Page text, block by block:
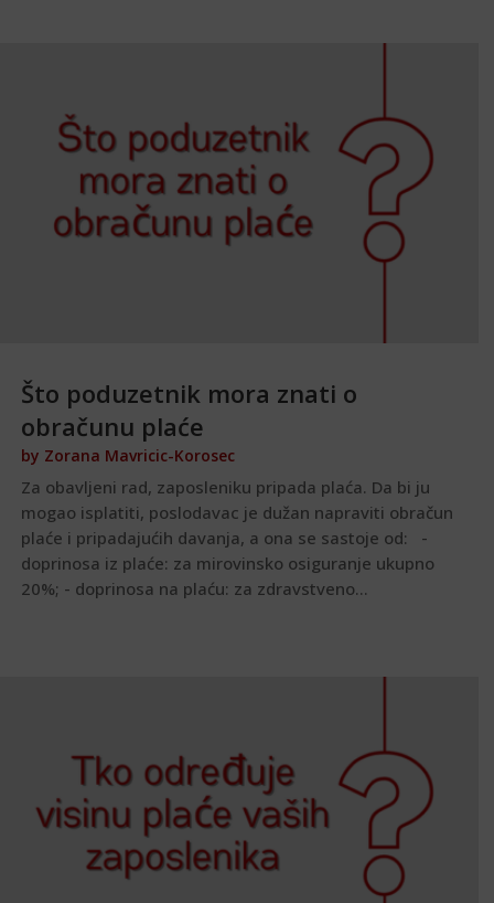
Što poduzetnik mora znati o
obračunu plaće
by Zorana Mavricic-Korosec
Za obavljeni rad, zaposleniku pripada plaća. Da bi ju
mogao isplatiti, poslodavac je dužan napraviti obračun
plaće i pripadajućih davanja, a ona se sastoje od: -
doprinosa iz plaće: za mirovinsko osiguranje ukupno
20%; - doprinosa na plaću: za zdravstveno...